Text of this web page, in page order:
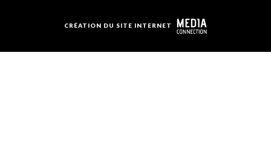
CRÉATION DU SITE INTERNET